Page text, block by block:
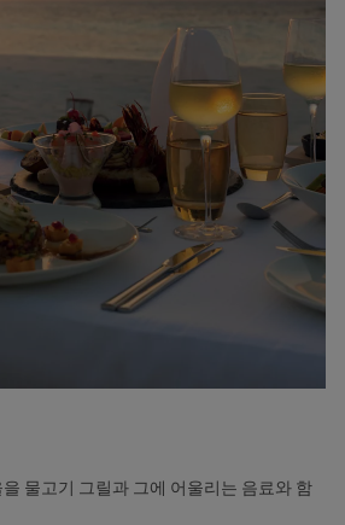
물고기 그릴과 그에 어울리는 음료와 함